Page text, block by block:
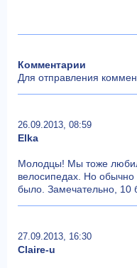
Комментарии
Для отправления
26.09.2013, 08:59
Elka
Молодцы! Мы тоже
велосипедах. Но
было. Замечательно, 10
27.09.2013, 16:30
Claire-u